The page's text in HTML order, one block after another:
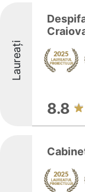
Laureați
8.8